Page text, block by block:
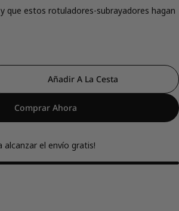
que estos rotuladores-subrayadores hagan
Para Set De Rotuladores-
Cantidad Para Set De
Añadir A La Cesta
Comprar Ahora
alcanzar el envío gratis!